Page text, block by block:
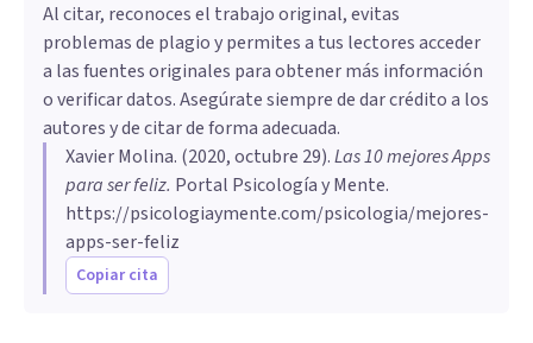
Al citar, reconoces el trabajo original, evitas
problemas de plagio y permites a tus lectores acceder
a las fuentes originales para obtener más información
o verificar datos. Asegúrate siempre de dar crédito a los
autores y de citar de forma adecuada.
Xavier Molina. (2020, octubre 29).Las 10 mejores Apps
para ser feliz. Portal Psicología y Mente.
https://psicologiaymente.com/psicologia/mejores-
apps-ser-feliz
Copiar cita